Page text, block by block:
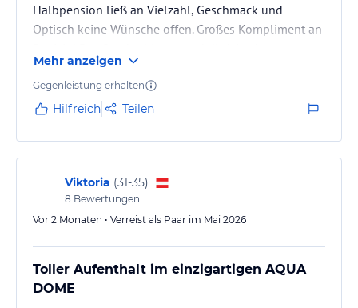
Halbpension ließ an Vielzahl, Geschmack und
Optisch keine Wünsche offen. Großes Kompliment an
kleinen Adventsmarkt waren sehr beeindruckend
gewesen!
Mehr anzeigen
Gegenleistung erhalten
Hilfreich Teilen
Viktoria (31-35)
8 Bewertungen
Vor 2 Monaten • Verreist als Paar im Mai 2026
Toller Aufenthalt im einzigartigen AQUA
DOME